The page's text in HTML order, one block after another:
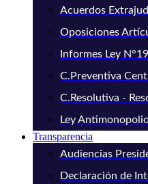
Acuerdos
Oposiciones
Informes Ley
C.Preventiva
C.Resolutiva -
Ley
Transparencia
Audiencias
Declaración de